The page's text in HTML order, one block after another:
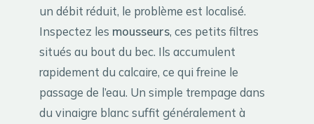
un débit réduit, le problème est localisé.
Inspectez les mousseurs, ces petits filtres
situés au bout du bec. Ils accumulent
rapidement du calcaire, ce qui freine le
passage de l’eau. Un simple trempage dans
du vinaigre blanc suffit généralement à